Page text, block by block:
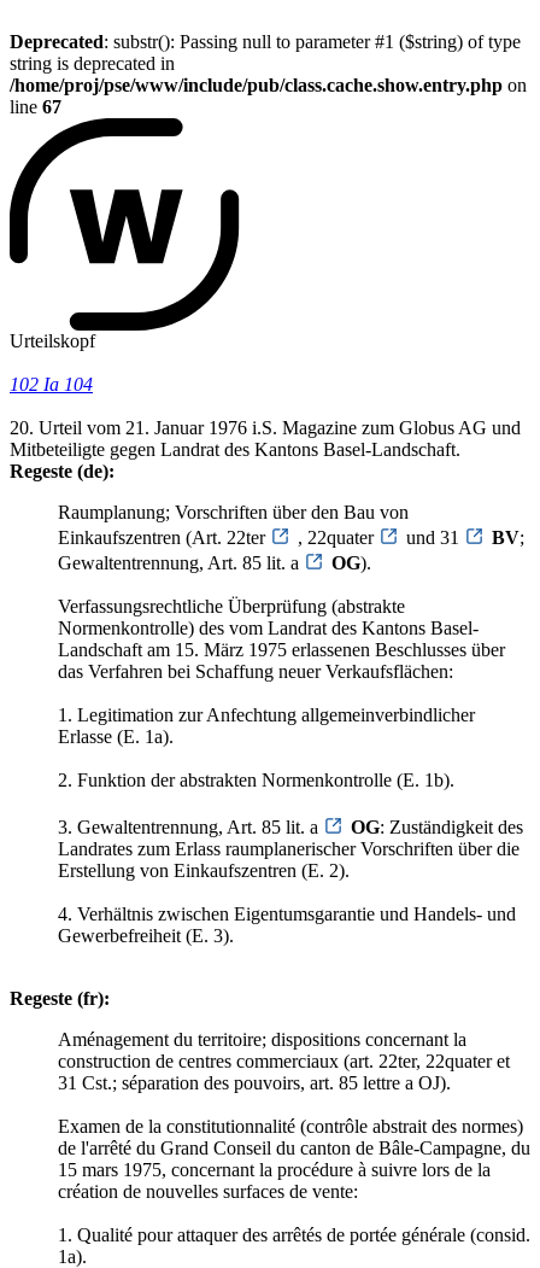
Deprecated: substr(): Passing null to parameter #1 ($string) of type
string is deprecated in
/home/proj/pse/www/include/pub/class.cache.show.entry.php on
line 67
Urteilskopf
102 Ia 104
20. Urteil vom 21. Januar 1976 i.S. Magazine zum Globus AG und
Mitbeteiligte gegen Landrat des Kantons Basel-Landschaft.
Regeste (de):
Raumplanung; Vorschriften über den Bau von
Einkaufszentren (Art. 22ter
, 22quater und 31 BV;
Gewaltentrennung, Art. 85 lit. a
OG).
Verfassungsrechtliche Überprüfung (abstrakte
Normenkontrolle) des vom Landrat des Kantons Basel-
Landschaft am 15. März 1975 erlassenen Beschlusses über
das Verfahren bei Schaffung neuer Verkaufsflächen:
1. Legitimation zur Anfechtung allgemeinverbindlicher
Erlasse (E. 1a).
2. Funktion der abstrakten Normenkontrolle (E. 1b).
3. Gewaltentrennung, Art. 85 lit. a OG: Zuständigkeit des
Landrates zum Erlass raumplanerischer Vorschriften über die
Erstellung von Einkaufszentren (E. 2).
4. Verhältnis zwischen Eigentumsgarantie und Handels- und
Gewerbefreiheit (E. 3).
Regeste (fr):
Aménagement du territoire; dispositions concernant la
construction de centres commerciaux (art. 22ter, 22quater et
31 Cst.; séparation des pouvoirs, art. 85 lettre a OJ).
Examen de la constitutionnalité (contrôle abstrait des normes)
de l'arrêté du Grand Conseil du canton de Bâle-Campagne, du
15 mars 1975, concernant la procédure à suivre lors de la
création de nouvelles surfaces de vente:
1. Qualité pour attaquer des arrêtés de portée générale (consid.
1a).